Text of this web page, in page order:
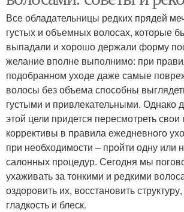
Все обладательницы редких прядей
густых и объемных волосах, которые
выпадали и хорошо держали форму
желание вполне выполнимо: при
подобранном уходе даже самые
волосы без объема способны
густыми и привлекательными. Однако
этой цели придется пересмотреть
коррективы в правила ежедневного
при необходимости – пройти одну или
салонных процедур. Сегодня мы
ухаживать за тонкими и редкими
оздоровить их, восстановить
гладкость и блеск.